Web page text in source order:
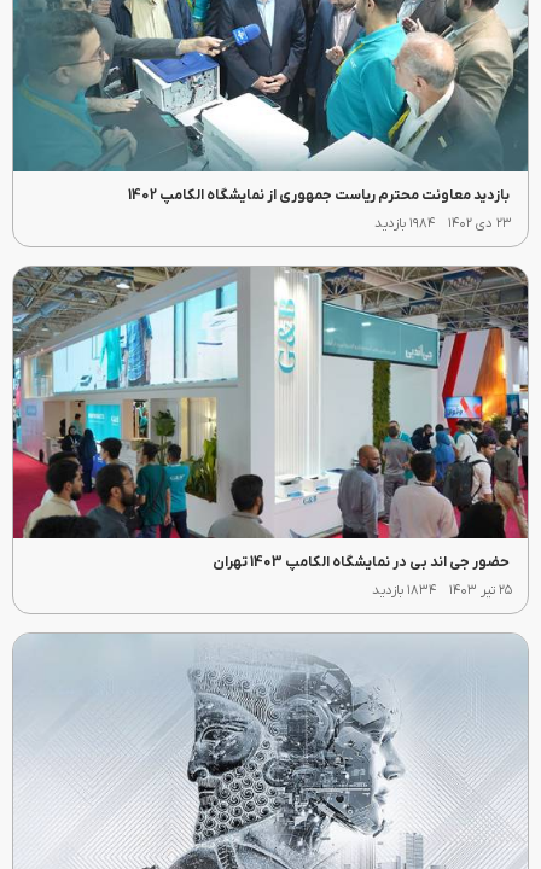
بازدید معاونت محترم ریاست جمهوری از نمایشگاه الکامپ 1402
۲۳ دی ۱۴۰۲ ۱۹۸۴ بازدید
حضور جی اند بی در نمایشگاه الکامپ 1403 تهران
۲۵ تیر ۱۴۰۳ ۱۸۳۴ بازدید